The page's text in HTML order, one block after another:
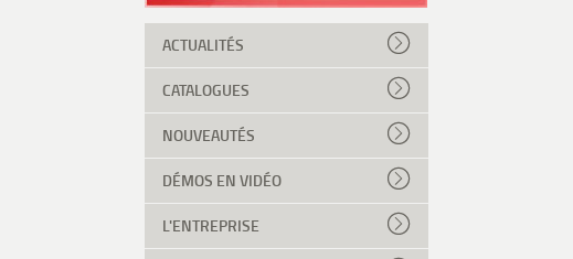
ACTUALITÉS
CATALOGUES
NOUVEAUTÉS
DÉMOS EN VIDÉO
L'ENTREPRISE